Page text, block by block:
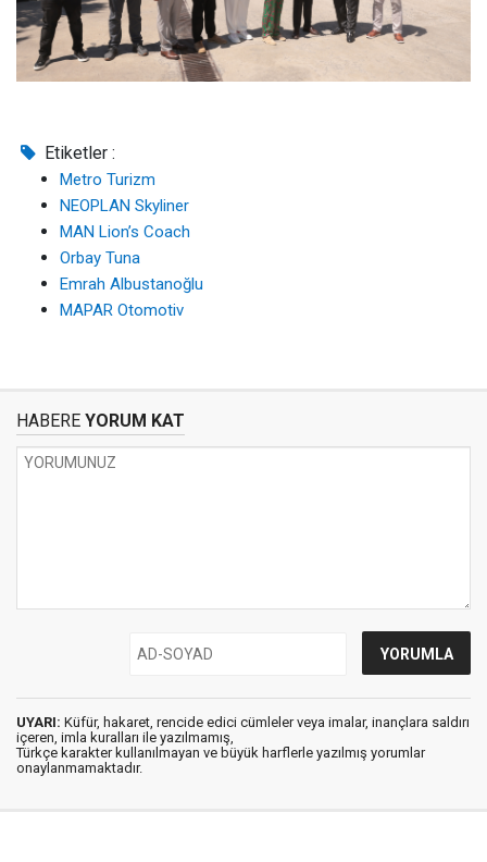
Etiketler :
Metro Turizm
NEOPLAN Skyliner
MAN Lion’s Coach
Orbay Tuna
Emrah Albustanoğlu
MAPAR Otomotiv
HABERE YORUM KAT
UYARI: Küfür, hakaret, rencide edici cümleler veya imalar, inançlara saldırı
içeren, imla kuralları ile yazılmamış,
Türkçe karakter kullanılmayan ve büyük harflerle yazılmış yorumlar
onaylanmamaktadır.